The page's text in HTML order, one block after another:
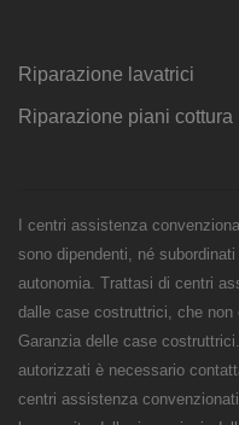
Riparazione lavatrici
Riparazione piani cottura
I centri assistenza
sono dipendenti, né
autonomia. Trattasi di centri
dalle case costruttrici, che non
Garanzia delle case
autorizzati è necessario
centri assistenza